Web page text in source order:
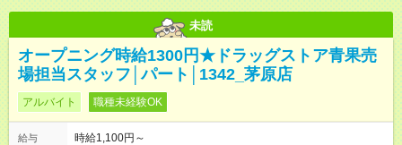
未読
オープニング時給1300円★ドラッグストア青果売
場担当スタッフ│パート│1342_茅原店
アルバイト 職種未経験OK
給与
時給1,100円～